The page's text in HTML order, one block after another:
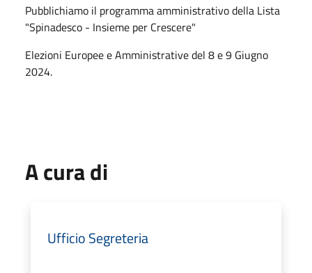
Pubblichiamo il programma amministrativo della Lista
"Spinadesco - Insieme per Crescere"
Elezioni Europee e Amministrative del 8 e 9 Giugno
2024.
A cura di
Ufficio Segreteria